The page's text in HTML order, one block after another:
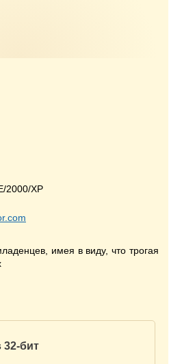
2000/XP
имея в виду, что трогая
32-бит